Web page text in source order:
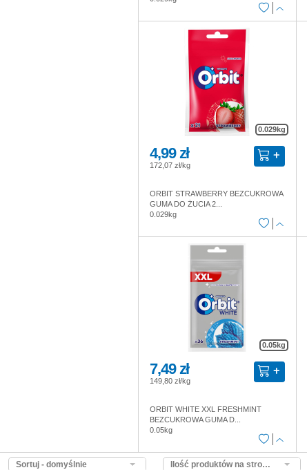
0.029kg
4,99 zł
172,07 zł/kg
ORBIT STRAWBERRY BEZCUKROWA
GUMA DO ŻUCIA 2...
0.029kg
0.05kg
7,49 zł
149,80 zł/kg
ORBIT WHITE XXL FRESHMINT
BEZCUKROWA GUMA D...
0.05kg
Sortuj - domyślnie Ilość produktów na stronie - domyślnie